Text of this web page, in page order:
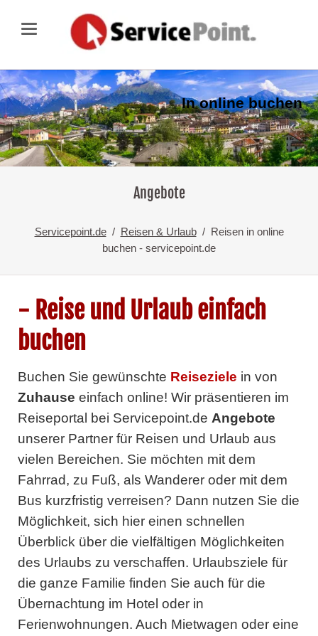
In online buchen
Angebote
Servicepoint.de Reisen & Urlaub
Reisen in online
buchen - servicepoint.de
- Reise und Urlaub einfach
buchen
Buchen Sie gewünschte Reiseziele in von
Zuhause einfach online! Wir präsentieren im
Reiseportal bei Servicepoint.de Angebote
unserer Partner für Reisen und Urlaub aus
vielen Bereichen. Sie möchten mit dem
Fahrrad, zu Fuß, als Wanderer oder mit dem
Bus kurzfristig verreisen? Dann nutzen Sie die
Möglichkeit, sich hier einen schnellen
Überblick über die vielfältigen Möglichkeiten
des Urlaubs zu verschaffen. Urlaubsziele für
die ganze Familie finden Sie auch für die
Übernachtung im Hotel oder in
Ferienwohnungen. Auch Mietwagen oder eine